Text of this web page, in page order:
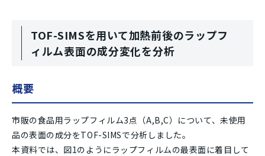
TOF-SIMSを用いて加熱前後のラップフ
ィルム表面の成分変化を分析
概要
市販の食品用ラップフィルム3点（A,B,C）について、未使用
品の表面の成分をTOF-SIMSで分析しました。
本資料では、図1のようにラップフィルムの最表面に着目して